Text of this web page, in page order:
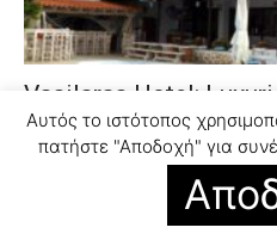
Vasilaras Hotel:
holidays!
8 Ιουλίου 2023
Αυτός το ιστότοπος
πατήστε "Αποδοχή" για